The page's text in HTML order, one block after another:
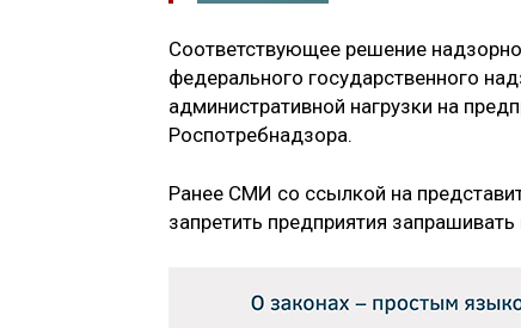
Соответствующее решение
федерального государственного
административной нагрузки на
Роспотребнадзора.
Ранее СМИ со ссылкой на
запретить предприятия